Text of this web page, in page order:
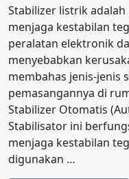
Stabilizer listrik
menjaga kestabilan
peralatan elektronik
menyebabkan
membahas jenis-jenis
pemasangannya di
Stabilizer Otomatis
Stabilisator ini
menjaga kestabilan
digunakan …